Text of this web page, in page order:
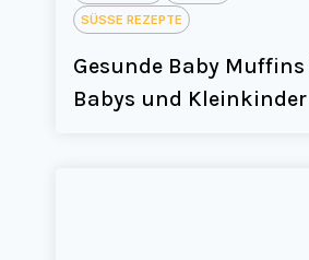
SÜSSE REZEPTE
Gesunde Baby
Babys und Kleinkinder